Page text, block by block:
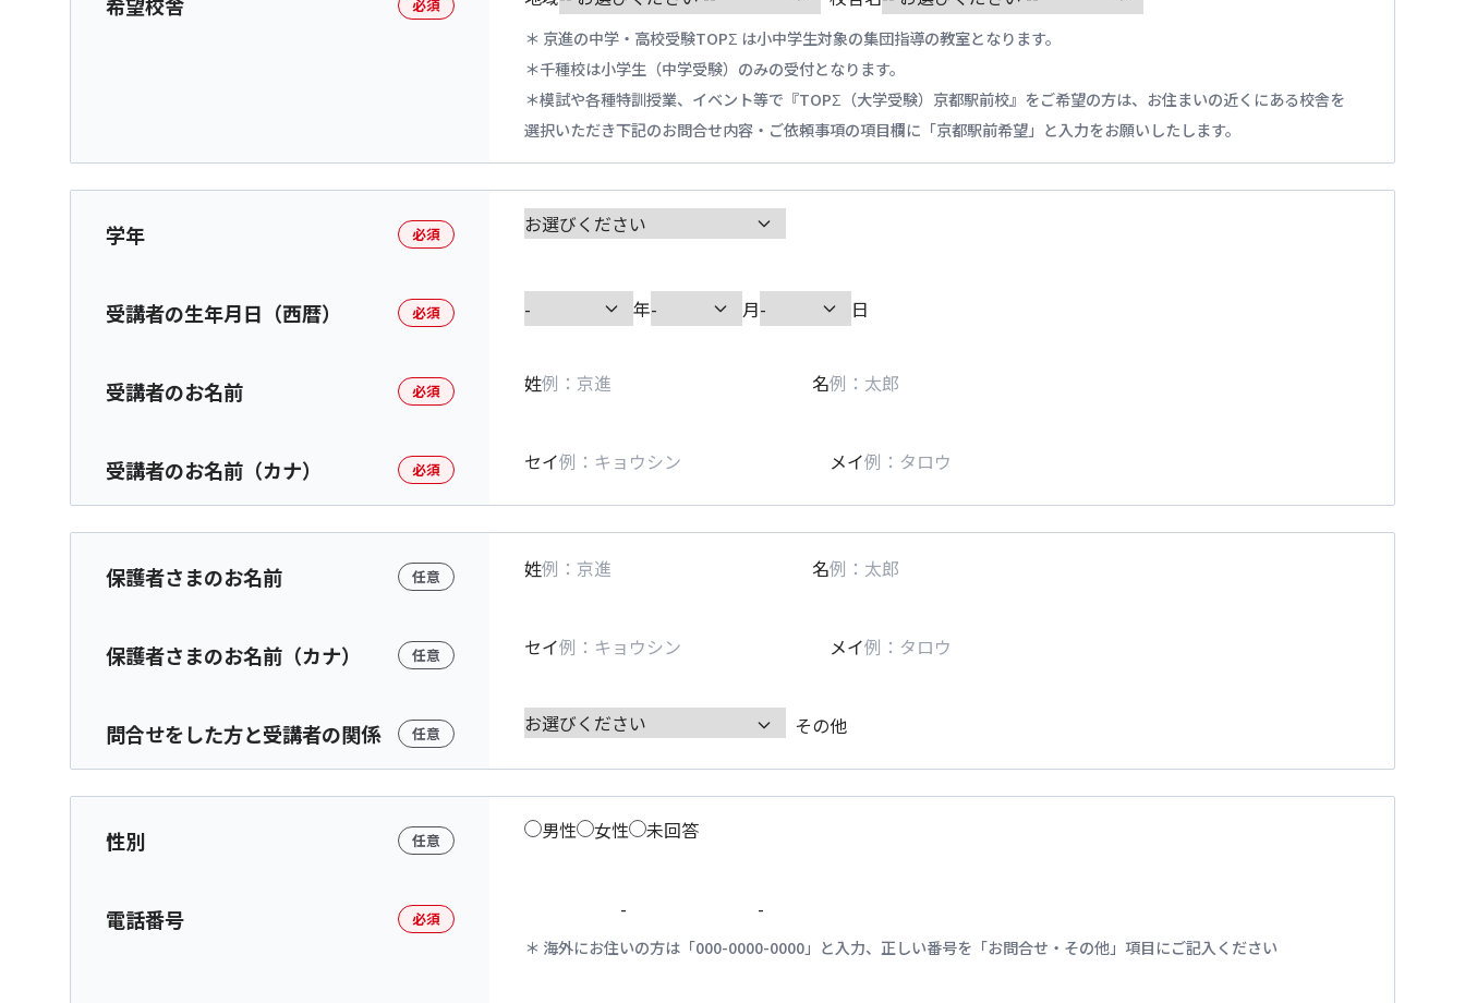
必須
京進の中学・高校受験TOPΣ は小中学生対象の集団指導の教室となります。
千種校は小学生（中学受験）のみの受付となります。
模試や各種特訓授業、イベント等で『TOPΣ（大学受験）京都駅前校』をご希望の方は、お住まいの近くにある校舎を
選択いただき下記のお問合せ内容・ご依頼事項の項目欄に「京都駅前希望」と入力をお願いしたします。
学年 必須
受講者の生年月日（西暦） 必須 年 月 日
受講者のお名前 必須 姓 名
受講者のお名前（カナ） 必須 セイ メイ
保護者さまのお名前 任意 姓 名
保護者さまのお名前（カナ） 任意 セイ メイ
問合せをした方と受講者の関係 任意 その他
性別 任意 男性 女性 未回答
電話番号 必須 - -
海外にお住いの方は「000-0000-0000」と入力、正しい番号を「お問合せ・その他」項目にご記入ください